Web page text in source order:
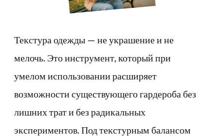
Текстура одежды — не украшение и не
мелочь. Это инструмент, который при
умелом использовании расширяет
возможности существующего гардероба без
лишних трат и без радикальных
экспериментов. Под текстурным балансом